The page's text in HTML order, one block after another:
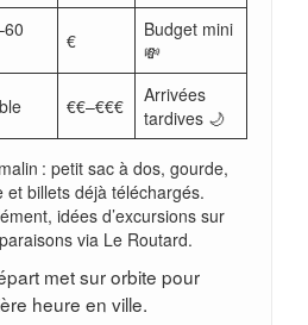
€
Budget mini
💸
€€–€€€
Arrivées
tardives 🌙
: petit sac à dos, gourde,
et billets déjà téléchargés.
idées d’excursions sur
via Le Routard.
met sur orbite pour
heure en ville.